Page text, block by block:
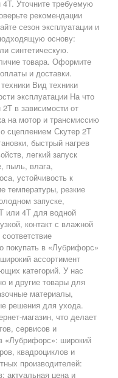
Уточните требуемую
рекомендации
сезон эксплуатации и
основу:
синтетическую.
товара. Оформите
и доставки.
Вид техники
эксплуатации На что
в зависимости от
на мотор и трансмиссию
сцеплением Скутер 2T
быстрый нагрев
легкий запуск
пыль, влага,
устойчивость к
температуры, резкие
запуске,
или 4T для водной
контакт с влажной
покупать в «Лубрифорс»
ассортимент
категорий. У нас
и другие товары для
материалы,
решения для ухода.
магазин, что делает
сервисов и
«Лубрифорс»: широкий
квадроциклов и
производителей:
актуальная цена и